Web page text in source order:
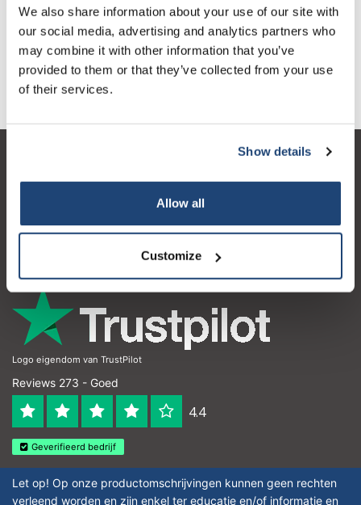
We also share information about your use of our site with
our social media, advertising and analytics partners who
may combine it with other information that you’ve
provided to them or that they’ve collected from your use
of their services.
Show details
Allow all
Customize
Toevoegen aan winkelwagen
Informatie
Contactgegevens
Logo eigendom van TrustPilot
Reviews 273 - Goed
4.4
Geverifieerd bedrijf
Let op! Op onze productomschrijvingen kunnen geen rechten
verleend worden en zijn enkel ter educatie en/of informatie en